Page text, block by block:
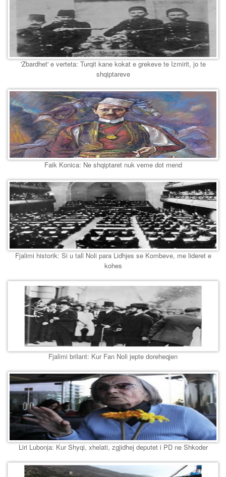
'Zbardhet' e verteta: Turqit kane kokat e grekeve te Izmirit, jo te
shqiptareve
Faik Konica: Ne shqiptaret nuk veme dot mend
Fjalimi historik: Si u tall Noli para Lidhjes se Kombeve, me lideret e
kohes
Fjalimi brilant: Kur Fan Noli jepte doreheqjen
Liri Lubonja: Kur Shyqi, xhelati, zgjidhej deputet i PD ne Shkoder